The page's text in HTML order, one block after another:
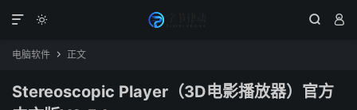
  

电脑软件  正文
Stereoscopic Player（3D电影播放器）官方